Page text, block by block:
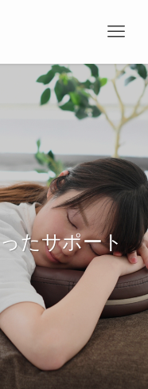
たサポート